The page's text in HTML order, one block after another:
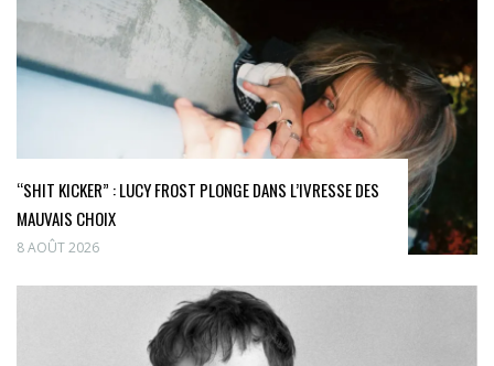
“SHIT KICKER” : LUCY FROST PLONGE DANS L’IVRESSE DES
MAUVAIS CHOIX
8 AOÛT 2026